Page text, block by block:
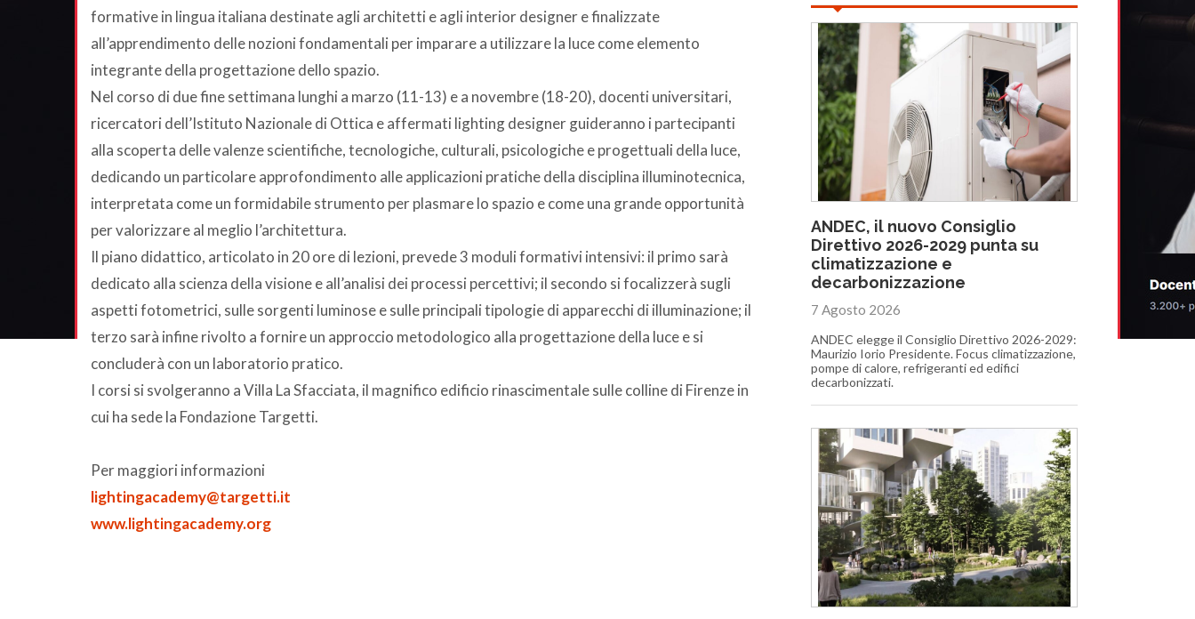
formative in lingua italiana destinate agli architetti e agli interior designer e finalizzate
all’apprendimento delle nozioni fondamentali per imparare a utilizzare la luce come elemento
integrante della progettazione dello spazio.
Nel corso di due fine settimana lunghi a marzo (11-13) e a novembre (18-20), docenti universitari,
ricercatori dell’Istituto Nazionale di Ottica e affermati lighting designer guideranno i partecipanti
alla scoperta delle valenze scientifiche, tecnologiche, culturali, psicologiche e progettuali della luce,
dedicando un particolare approfondimento alle applicazioni pratiche della disciplina illuminotecnica,
interpretata come un formidabile strumento per plasmare lo spazio e come una grande opportunità
per valorizzare al meglio l’architettura.
Il piano didattico, articolato in 20 ore di lezioni, prevede 3 moduli formativi intensivi: il primo sarà
dedicato alla scienza della visione e all’analisi dei processi percettivi; il secondo si focalizzerà sugli
aspetti fotometrici, sulle sorgenti luminose e sulle principali tipologie di apparecchi di illuminazione; il
terzo sarà infine rivolto a fornire un approccio metodologico alla progettazione della luce e si
concluderà con un laboratorio pratico.
I corsi si svolgeranno a Villa La Sfacciata, il magnifico edificio rinascimentale sulle colline di Firenze in
cui ha sede la Fondazione Targetti.
Per maggiori informazioni
lightingacademy@targetti.it
www.lightingacademy.org
ANDEC, il nuovo Consiglio
Direttivo 2026-2029 punta su
climatizzazione e
decarbonizzazione
7 Agosto 2026
ANDEC elegge il Consiglio Direttivo 2026-2029:
Maurizio Iorio Presidente. Focus climatizzazione,
pompe di calore, refrigeranti ed edifici
decarbonizzati.